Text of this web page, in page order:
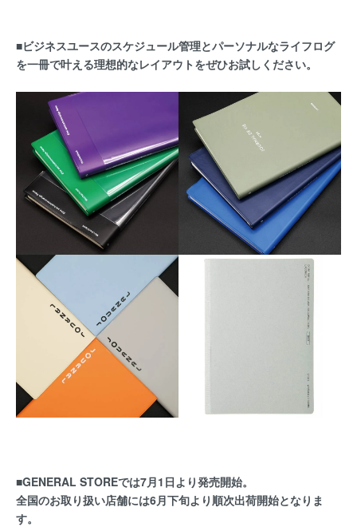
■ビジネスユースのスケジュール管理とパーソナルなライフログ
を一冊で叶える理想的なレイアウトをぜひお試しください。
■GENERAL STOREでは7月1日より発売開始。
全国のお取り扱い店舗には6月下旬より順次出荷開始となりま
す。